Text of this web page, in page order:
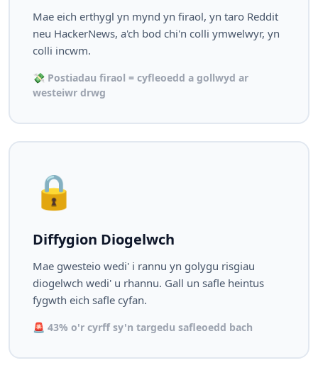
Mae eich erthygl yn mynd yn firaol, yn taro Reddit
neu HackerNews, a'ch bod chi'n colli ymwelwyr, yn
colli incwm.
💸 Postiadau firaol = cyfleoedd a gollwyd ar
westeiwr drwg
🔒
Diffygion Diogelwch
Mae gwesteio wedi' i rannu yn golygu risgiau
diogelwch wedi' u rhannu. Gall un safle heintus
fygwth eich safle cyfan.
🚨 43% o'r cyrff sy'n targedu safleoedd bach